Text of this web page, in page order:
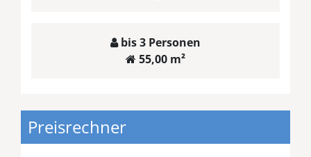
bis 3 Personen
55,00 m²
Preisrechner